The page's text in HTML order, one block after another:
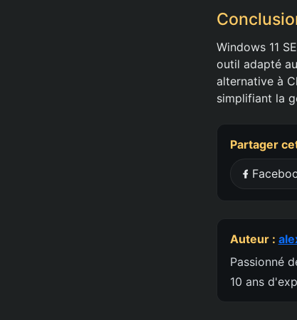
Windows 11
outil adapté
alternative à
simplifiant la
Partager
Auteur :
Passionné
10 ans